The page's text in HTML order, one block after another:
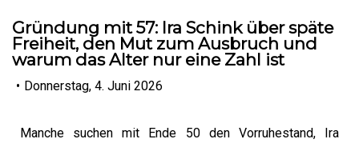
Gründung mit 57: Ira Schink über späte
Freiheit, den Mut zum Ausbruch und
warum das Alter nur eine Zahl ist
• Donnerstag, 4. Juni 2026
Manche suchen mit Ende 50 den Vorruhestand, Ira